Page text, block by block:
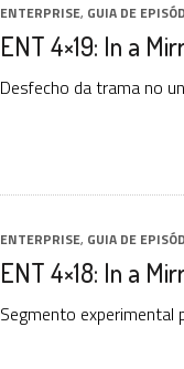
ENTERPRISE, GUIA DE
ENT 4×19: In a
Desfecho da trama no
ENTERPRISE, GUIA DE
ENT 4×18: In a
Segmento experimental